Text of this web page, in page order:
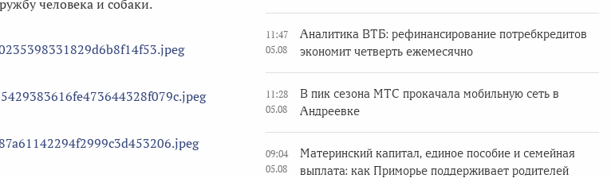
человека и собаки.
11:47
05.08
Аналитика ВТБ: рефинансирование потребкредитов
экономит четверть ежемесячно
11:28
05.08
В пик сезона МТС прокачала мобильную сеть в
Андреевке
09:04
05.08
Материнский капитал, единое пособие и семейная
выплата: как Приморье поддерживает родителей